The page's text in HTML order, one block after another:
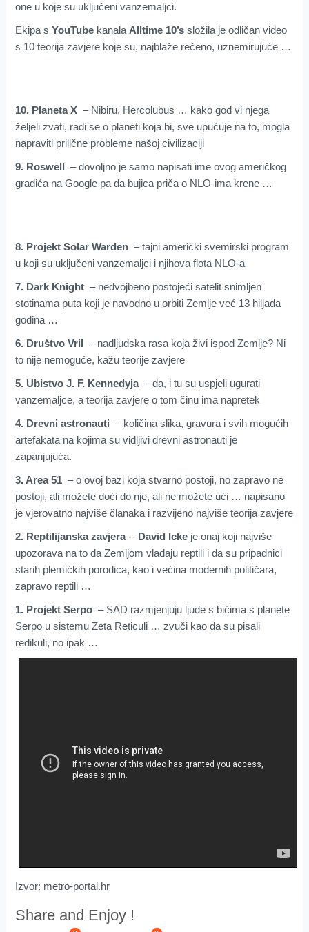
one u koje su uključeni vanzemaljci.
Ekipa s YouTube kanalaAlltime 10’ssložila je odličan video
s 10 teorija zavjere koje su, najblaže rečeno, uznemirujuće …
10. Planeta X– Nibiru, Hercolubus … kako god vi njega
željeli zvati, radi se o planeti koja bi, sve upućuje na to, mogla
napraviti prilične probleme našoj civilizaciji
9. Roswell – dovoljno je samo napisati ime ovog američkog
gradića na Google pa da bujica priča o NLO-ima krene …
8. Projekt Solar Warden – tajni američki svemirski program
u koji su uključeni vanzemaljci i njihova flota NLO-a
7. Dark Knight – nedvojbeno postojeći satelit snimljen
stotinama puta koji je navodno u orbiti Zemlje već 13 hiljada
godina …
6. Društvo Vril – nadljudska rasa koja živi ispod Zemlje? Ni
to nije nemoguće, kažu teorije zavjere
5. Ubistvo J. F. Kennedyja – da, i tu su uspjeli ugurati
vanzemaljce, a teorija zavjere o tom činu ima napretek
4. Drevni astronauti – količina slika, gravura i svih mogućih
artefakata na kojima su vidljivi drevni astronauti je
zapanjujuća.
3. Area 51– o ovoj bazi koja stvarno postoji, no zapravo ne
postoji, ali možete doći do nje, ali ne možete ući … napisano
je vjerovatno najviše članaka i razvijeno najviše teorija zavjere
2. Reptilijanska zavjera-- David Ickeje onaj koji najviše
upozorava na to da Zemljom vladaju reptili i da su pripadnici
starih plemićkih porodica, kao i većina modernih političara,
zapravo reptili …
1. Projekt Serpo– SAD razmjenjuju ljude s bićima s planete
Serpo u sistemu Zeta Reticuli … zvuči kao da su pisali
redikuli, no ipak …
Izvor: metro-portal.hr
Share and Enjoy !